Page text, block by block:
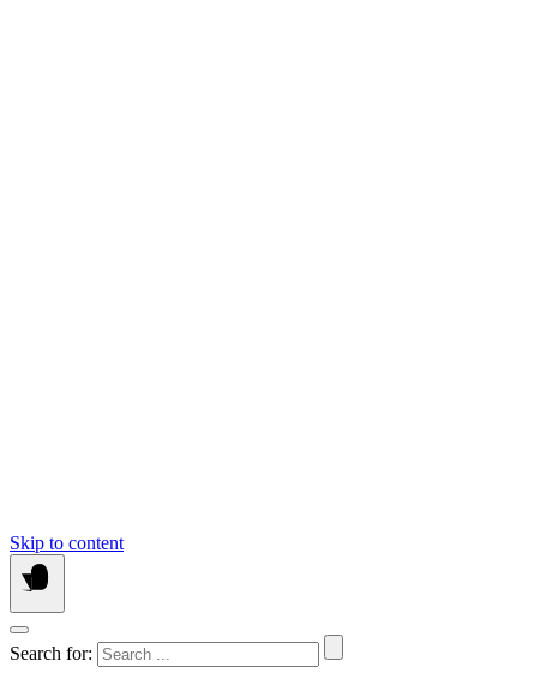
Skip to content
Search for: